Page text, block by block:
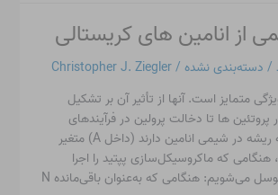
از انامین های کریستالی
/ دسته‌بندی نشده /
Christopher J. Ziegler
متمایز است. آنها از تأثیر آن بر تشکیل
ها تا دخالت پرولین در فرآیندهای
کاتالیزوری ارگانیکی که ریشه در شیمی انامین دارند (داخل A) متغیر
هنگامی که ماکروسیکل‌سازی پپتید را اجرا
می‌کنیم، به پرولین متوسل می‌شویم: هنگامی که به‌عنوان باقی‌مانده N